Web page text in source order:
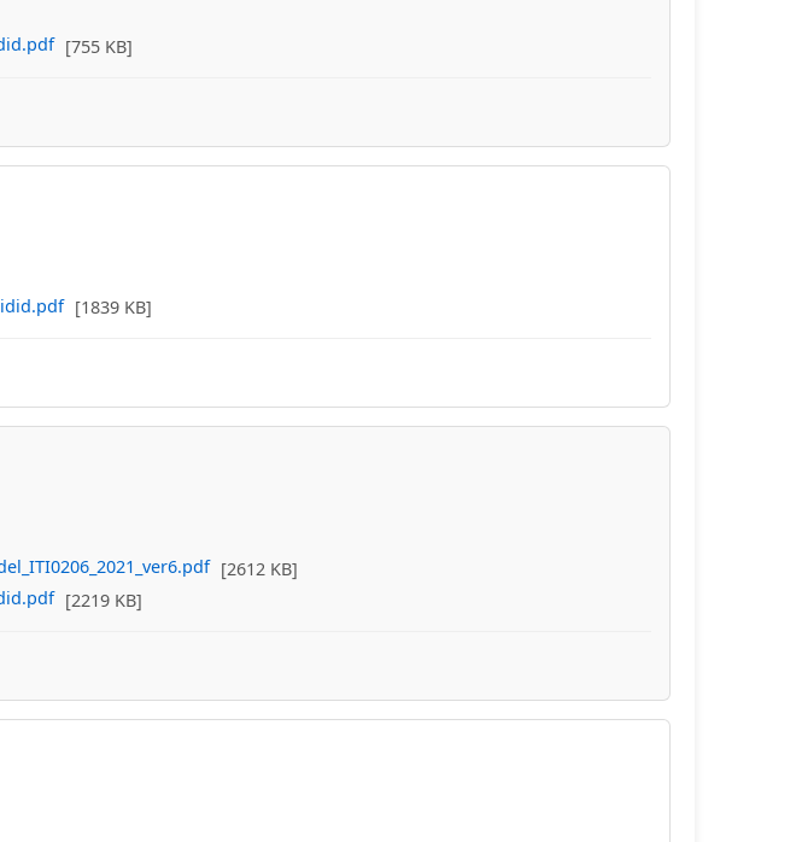
[755 KB]
[1839 KB]
[2612 KB]
[2219 KB]